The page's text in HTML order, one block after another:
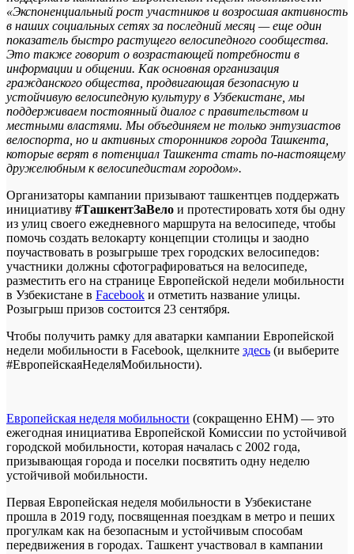
«Экспоненциальный рост участников и возросшая активность
в наших социальных сетях за последний месяц — еще один
показатель быстро растущего велосипедного сообщества.
Это также говорит о возрастающей потребности в
информации и общении. Как основная организация
гражданского общества, продвигающая безопасную и
устойчивую велосипедную культуру в Узбекистане, мы
поддерживаем постоянный диалог с правительством и
местными властями. Мы объединяем не только энтузиастов
велоспорта, но и активных сторонников города Ташкента,
которые верят в потенциал Ташкента стать по-настоящему
дружелюбным к велосипедистам городом».
Организаторы кампании призывают ташкентцев поддержать
инициативу #ТашкентЗаВело и протестировать хотя бы одну
из улиц своего ежедневного маршрута на велосипеде, чтобы
помочь создать велокарту концепции столицы и заодно
поучаствовать в розыгрыше трех городских велосипедов:
участники должны сфотографироваться на велосипеде,
разместить его на странице Европейской недели мобильности
в Узбекистане в Facebook и отметить название улицы.
Розыгрыш призов состоится 23 сентября.
Чтобы получить рамку для аватарки кампании Европейской
недели мобильности в Facebook, щелкните здесь (и выберите
#ЕвропейскаяНеделяМобильности).
Европейская неделя мобильности (сокращенно EНМ) — это
ежегодная инициатива Европейской Комиссии по устойчивой
городской мобильности, которая началась с 2002 года,
призывающая города и поселки посвятить одну неделю
устойчивой мобильности.
Первая Европейская неделя мобильности в Узбекистане
прошла в 2019 году, посвященная поездкам в метро и пеших
прогулкам как на безопасным и устойчивым способам
передвижения в городах. Ташкент участвовал в кампании